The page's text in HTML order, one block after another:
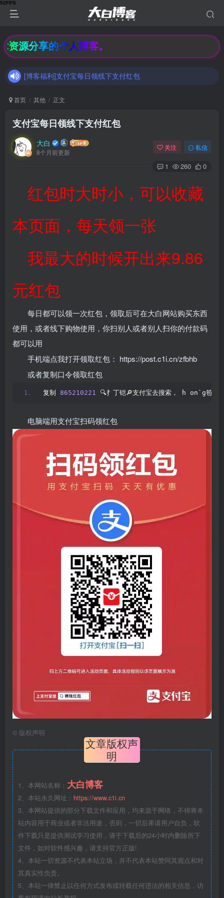
分享的个人博客。
[博客福利]支付宝每日领线下支付红包
加入大白博客官方交流群，和其他小伙伴们一起讨论交流吧（有隐藏羊毛福利哟）速速来吧
[博客福利]支付宝每日领线下支付红包
首页 其他 正文
支付宝每日领线下支付红包
大白
8个月前更新
关注 私信
1 260 0
红包时大时小，可以收藏
本页面，每天领一张
我最大的时候开出来9.86
元红包
每日都可以领一次红包，领取后可在大白网站购买东西
使用，或者线下购物使用，你扫别人或者别人扫你的付款码
都可以用
手机端点我打开领取红包： https://post.c1i.cn/zfbhb
或者复制口令领取红包
复制 865210221 🔍扌丁铠🔎支付宝去搜索， h on`g笣不
电脑端用支付宝扫码领红包
© 版权声明
文章版权声
明
1、本网站名称： 大白博客
2、本站永久网址： https://www.c1i.cn
3、本网站提供的部分下载文件和应用，均来源于网络，不得将本
站内容用于商业或者非法用途，否则，一切后果请用户自负，软
件下载只是提供测试学习使用，请于下载后的24小时内删除所下
文件，如对软件感兴趣，请支持官方正版!
4、本站一切资源不代表本站立场，并不代表本站赞同其观点和对
其真实性负责。
5、本站一律禁止以任何方式发布或转载任何违法的相关信息，访